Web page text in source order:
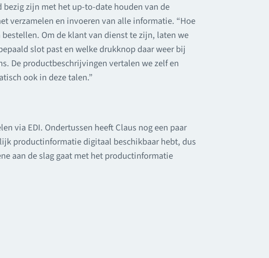
zijn met het up-to-date houden van de
verzamelen en invoeren van alle informatie. “Hoe
Om de klant van dienst te zijn, laten we
slot past en welke drukknop daar weer bij
De productbeschrijvingen vertalen we zelf en
ook in deze talen.”
via EDI. Ondertussen heeft Claus nog een paar
productinformatie digitaal beschikbaar hebt, dus
aan de slag gaat met het productinformatie